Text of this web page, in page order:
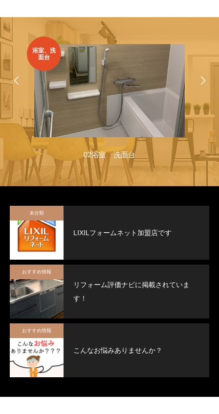
浴室、洗
面台
02浴室 洗面台
未分類
LIXILフォームネット加盟店です
おすすめ情報
リフォーム評価ナビに掲載されていま
す！
おすすめ情報
こんなお悩みありませんか？